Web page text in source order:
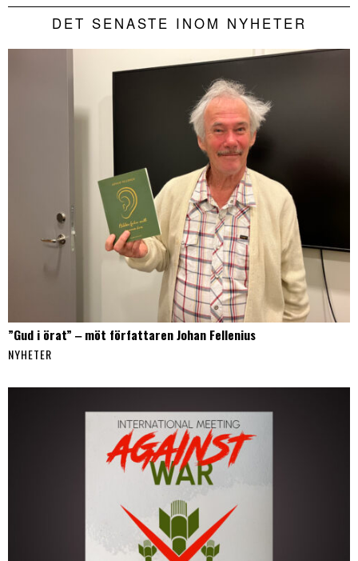
DET SENASTE INOM NYHETER
”Gud i örat” ‒ möt författaren Johan Fellenius
NYHETER